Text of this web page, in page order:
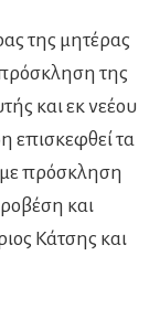
της μητέρας
της
και εκ νεέου
επισκεφθεί τα
πρόσκληση
και
Κάτσης και